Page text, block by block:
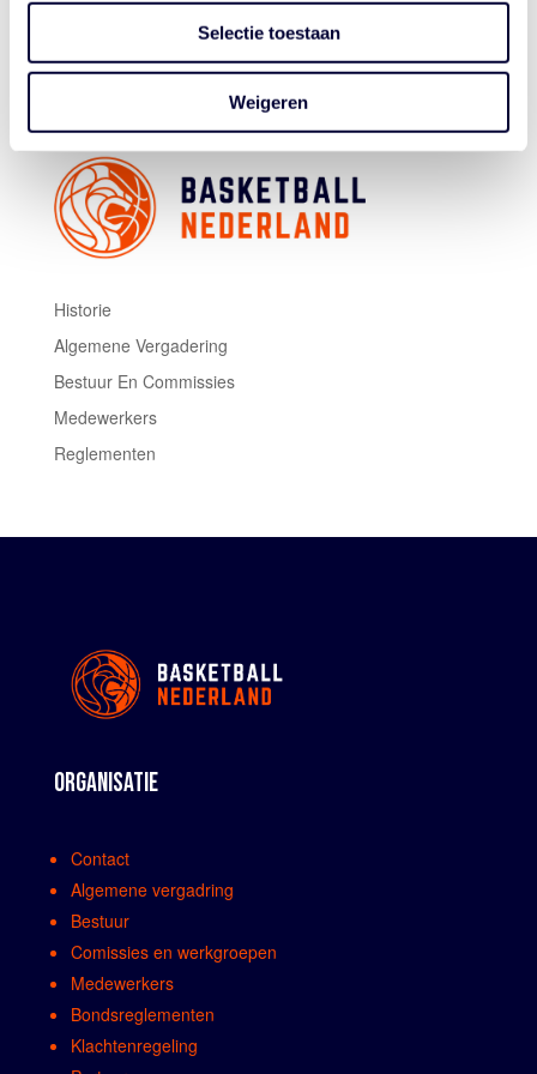
Selectie toestaan
Weigeren
Vrijdag 4 augustus:Nederland – Noorwegen, 19.30
uur
Historie
Algemene Vergadering
Bestuur En Commissies
Medewerkers
Reglementen
ORGANISATIE
Contact
Algemene vergadring
Bestuur
Comissies en werkgroepen
Medewerkers
Bondsreglementen
Klachtenregeling